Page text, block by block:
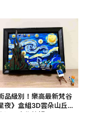
速應用於牆面、家
品級別！樂高最新梵谷
夜》盒組3D雲朵山丘
還原畫作筆觸